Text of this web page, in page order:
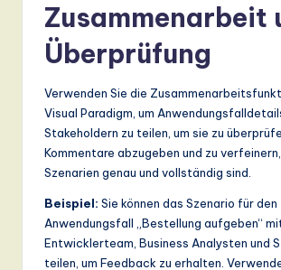
Zusammenarbeit
Überprüfung
Verwenden Sie die
Visual Paradigm, um
Stakeholdern zu teilen, um sie zu
Kommentare abzugeben und zu
Szenarien genau und vollständig sind.
Beispiel: Sie können das Szenario für den
Anwendungsfall „Bestellung aufgeben“
Entwicklerteam, Business Analysten und
teilen, um Feedback zu erhalten.